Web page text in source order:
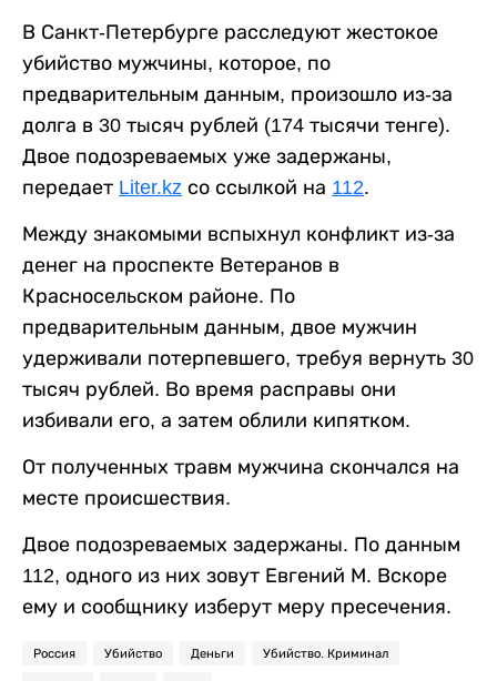
В Санкт-Петербурге расследуют жестокое
убийство мужчины, которое, по
предварительным данным, произошло из-за
долга в 30 тысяч рублей (174 тысячи тенге).
Двое подозреваемых уже задержаны,
передает Liter.kz со ссылкой на 112.
Между знакомыми вспыхнул конфликт из-за
денег на проспекте Ветеранов в
Красносельском районе. По
предварительным данным, двое мужчин
удерживали потерпевшего, требуя вернуть 30
тысяч рублей. Во время расправы они
избивали его, а затем облили кипятком.
От полученных травм мужчина скончался на
месте происшествия.
Двое подозреваемых задержаны. По данным
112, одного из них зовут Евгений М. Вскоре
ему и сообщнику изберут меру пресечения.
Россия Убийство Деньги Убийство. Криминал